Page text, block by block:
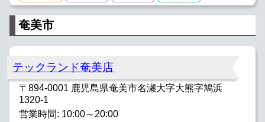
奄美市
テックランド奄美店
〒894-0001 鹿児島県奄美市名瀬大字大熊字鳩浜
1320-1
営業時間: 10:00～20:00